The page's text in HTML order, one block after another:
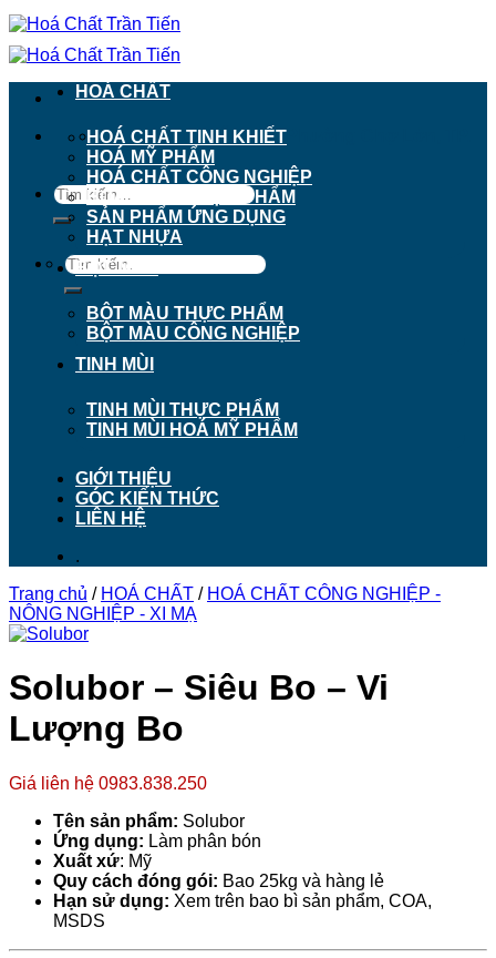
Chuyển
đến
nội
911 - 913 Nguyễn Trãi, Phường Chợ Lớn, TP.
Hồ Chí Minh
Tìm
kiếm:
Tìm
kiếm:
HOÁ CHẤT
HOÁ CHẤT TINH KHIẾT
HOÁ MỸ PHẨM
HOÁ CHẤT CÔNG NGHIỆP
HOÁ CHẤT THỰC PHẨM
SẢN PHẨM ỨNG DỤNG
HẠT NHỰA
BỘT MÀU
BỘT MÀU THỰC PHẨM
BỘT MÀU CÔNG NGHIỆP
TINH MÙI
TINH MÙI THỰC PHẨM
TINH MÙI HOÁ MỸ PHẨM
GIỚI THIỆU
GÓC KIẾN THỨC
LIÊN HỆ
.
Trang chủ / HOÁ CHẤT / HOÁ CHẤT CÔNG NGHIỆP -
NÔNG NGHIỆP - XI MẠ
Solubor – Siêu Bo – Vi
Lượng Bo
Giá liên hệ 0983.838.250
Tên sản phẩm: Solubor
Ứng dụng: Làm phân bón
Xuất xứ: Mỹ
Quy cách đóng gói: Bao 25kg và hàng lẻ
Hạn sử dụng: Xem trên bao bì sản phẩm, COA,
MSDS